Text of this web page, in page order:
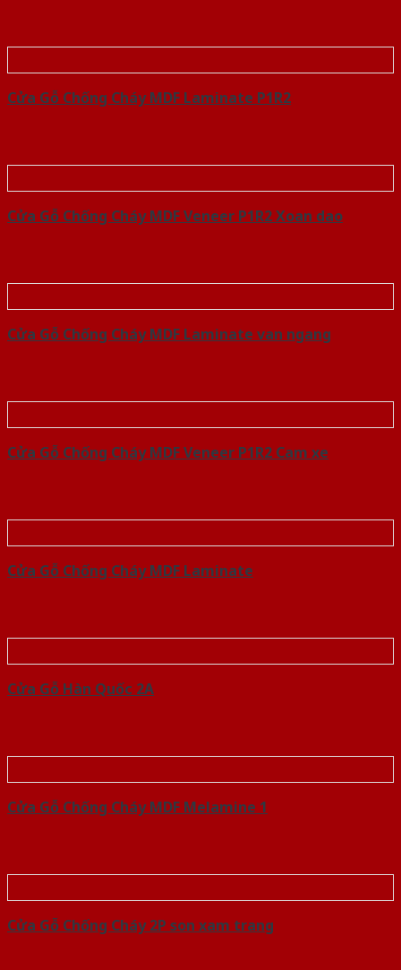
Cửa Gỗ Chống Cháy MDF Laminate P1R2
Cửa Gỗ Chống Cháy MDF Veneer P1R2 Xoan dao
Cửa Gỗ Chống Cháy MDF Laminate van ngang
Cửa Gỗ Chống Cháy MDF Veneer P1R2 Cam xe
Cửa Gỗ Chống Cháy MDF Laminate
Cửa Gỗ Hàn Quốc 2A
Cửa Gỗ Chống Cháy MDF Melamine 1
Cửa Gỗ Chống Cháy 2P son xam trang